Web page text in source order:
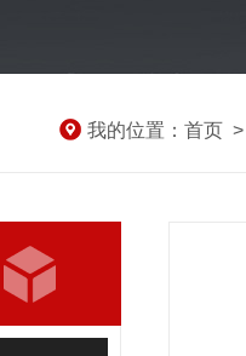
我的位置： 首页